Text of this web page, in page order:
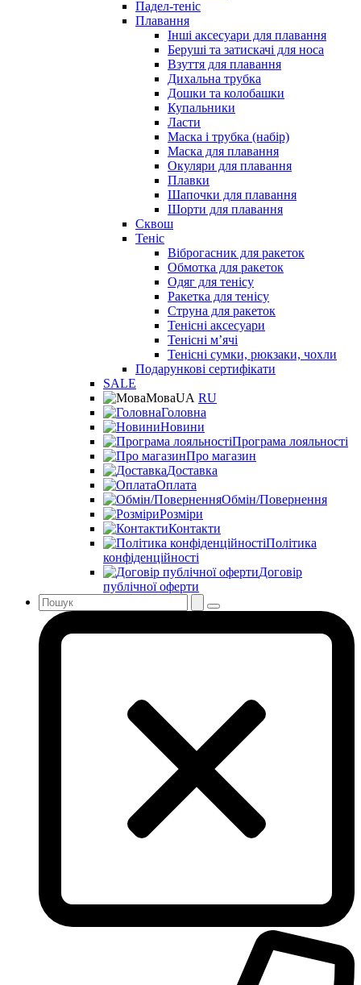
Падел-теніс
Плавання
Інші аксесуари для плавання
Беруші та затискачі для носа
Взуття для плавання
Дихальна трубка
Дошки та колобашки
Купальники
Ласти
Маска і трубка (набір)
Маска для плавання
Окуляри для плавання
Плавки
Шапочки для плавання
Шорти для плавання
Сквош
Теніс
Віброгасник для ракеток
Обмотка для ракеток
Одяг для тенісу
Ракетка для тенісу
Струна для ракеток
Тенісні аксесуари
Тенісні мʼячі
Тенісні сумки, рюкзаки, чохли
Подарункові сертифікати
SALE
МоваUA RU
Головна
Новини
Програма лояльності
Про магазин
Доставка
Оплата
Обмін/Повернення
Розміри
Контакти
Політика
конфіденційності
Договір
публічної оферти